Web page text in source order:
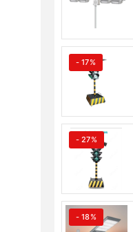
- 17%
- 27%
- 18%